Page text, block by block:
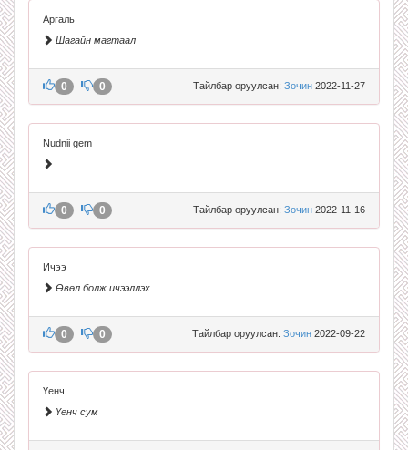
Аргаль
Шагайн магтаал
Тайлбар оруулсан: Зочин 2022-11-27
0 0
Nudnii gem
Тайлбар оруулсан: Зочин 2022-11-16
0 0
Ичээ
Өвөл болж ичээллэх
Тайлбар оруулсан: Зочин 2022-09-22
0 0
Үенч
Үенч сум